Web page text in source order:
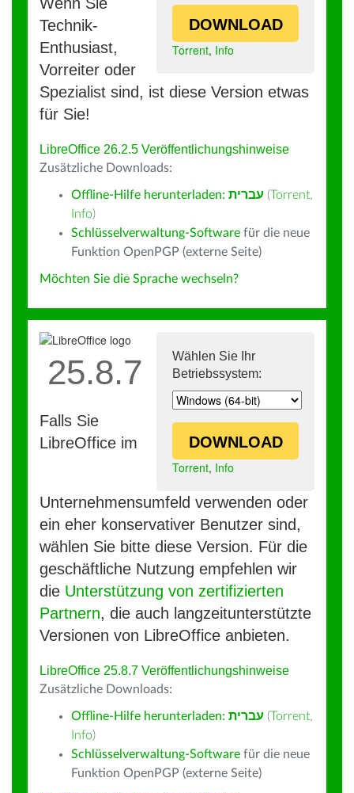
DOWNLOAD
Torrent, Info
Technik-
Enthusiast,
Vorreiter oder
Spezialist sind, ist diese Version etwas
für Sie!
LibreOffice 26.2.5 Veröffentlichungshinweise
Zusätzliche Downloads:
Offline-Hilfe herunterladen: עברית (Torrent,
Info)
Schlüsselverwaltung-Software für die neue
Funktion OpenPGP (externe Seite)
Möchten Sie die Sprache wechseln?
Wählen Sie Ihr
Betriebssystem:
DOWNLOAD
Torrent, Info
25.8.7
Falls Sie
LibreOffice im
Unternehmensumfeld verwenden oder
ein eher konservativer Benutzer sind,
wählen Sie bitte diese Version. Für die
geschäftliche Nutzung empfehlen wir
die Unterstützung von zertifizierten
Partnern, die auch langzeitunterstützte
Versionen von LibreOffice anbieten.
LibreOffice 25.8.7 Veröffentlichungshinweise
Zusätzliche Downloads:
Offline-Hilfe herunterladen: עברית (Torrent,
Info)
Schlüsselverwaltung-Software für die neue
Funktion OpenPGP (externe Seite)